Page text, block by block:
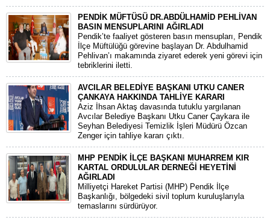
PENDİK MÜFTÜSÜ DR.ABDÜLHAMİD PEHLİVAN
BASIN MENSUPLARINI AĞIRLADI
​Pendik’te faaliyet gösteren basın mensupları, Pendik
İlçe Müftülüğü görevine başlayan Dr. Abdulhamid
Pehlivan’ı makamında ziyaret ederek yeni görevi için
tebriklerini iletti.
AVCILAR BELEDİYE BAŞKANI UTKU CANER
ÇANKAYA HAKKINDA TAHLİYE KARARI
​Aziz İhsan Aktaş davasında tutuklu yargılanan
Avcılar Belediye Başkanı Utku Caner Çaykara ile
Seyhan Belediyesi Temizlik İşleri Müdürü Özcan
Zenger için tahliye kararı çıktı.
MHP PENDİK İLÇE BAŞKANI MUHARREM KIR
KARTAL ORDULULAR DERNEĞİ HEYETİNİ
AĞIRLADI
​Milliyetçi Hareket Partisi (MHP) Pendik İlçe
Başkanlığı, bölgedeki sivil toplum kuruluşlarıyla
temaslarını sürdürüyor.